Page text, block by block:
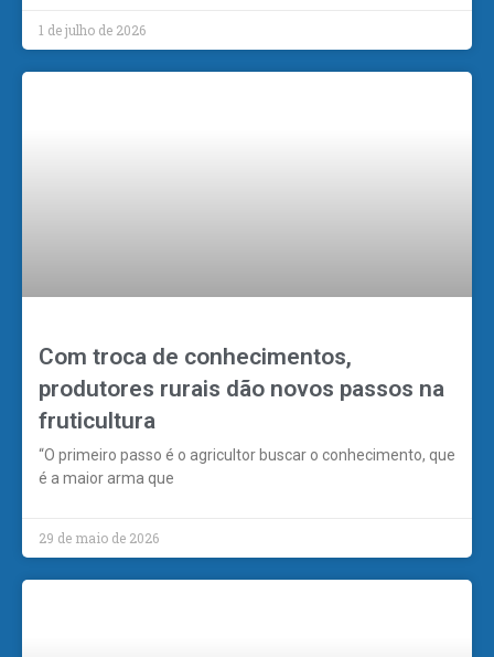
1 de julho de 2026
Com troca de conhecimentos,
produtores rurais dão novos passos na
fruticultura
“O primeiro passo é o agricultor buscar o conhecimento, que
é a maior arma que
29 de maio de 2026